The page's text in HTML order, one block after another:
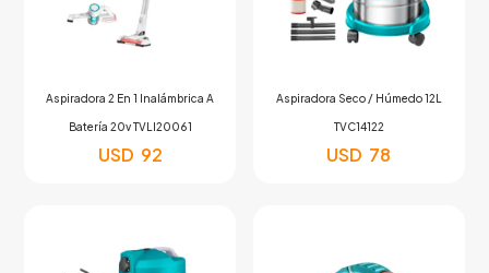
Aspiradora 2 En 1 Inalámbrica A
Batería 20v TVLI20061
USD 92
Aspiradora Seco / Húmedo 12L
TVC14122
USD 78